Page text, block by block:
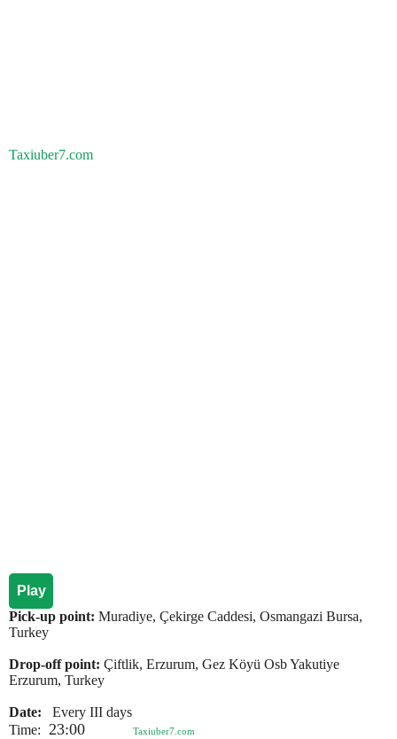
Taxiuber7.com
Play
Pick-up point: Muradiye, Çekirge Caddesi, Osmangazi Bursa,
Turkey
Drop-off point: Çiftlik, Erzurum, Gez Köyü Osb Yakutiye
Erzurum, Turkey
Date:
Every III days
Time: 23:00 Taxiuber7.com